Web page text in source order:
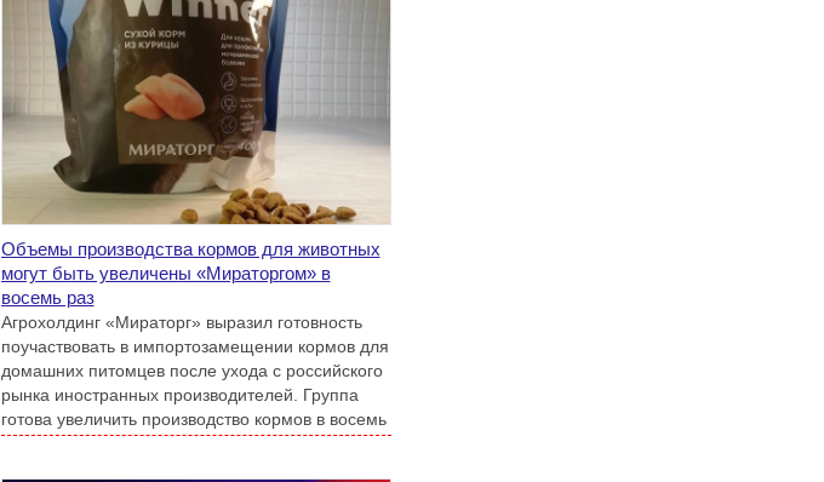
Объемы производства кормов для животных
могут быть увеличены «Мираторгом» в
восемь раз
Агрохолдинг «Мираторг» выразил готовность
поучаствовать в импортозамещении кормов для
домашних питомцев после ухода с российского
рынка иностранных производителей. Группа
готова увеличить производство кормов в восемь